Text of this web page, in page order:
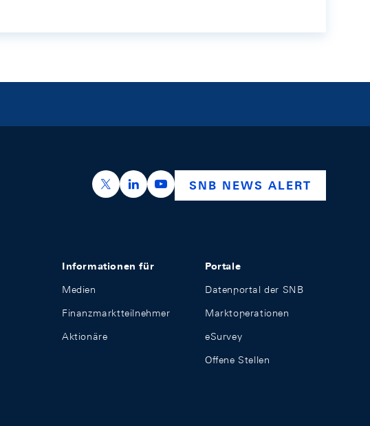
https://x.com/snb_bns
https://ch.linkedin.com/company/swiss-
https://www.youtube.com/
SNB NEWS ALERT
Informationen für
Medien
Finanzmarktteilnehmer
Aktionäre
Portale
Datenportal der SNB
Marktoperationen
eSurvey
Offene Stellen